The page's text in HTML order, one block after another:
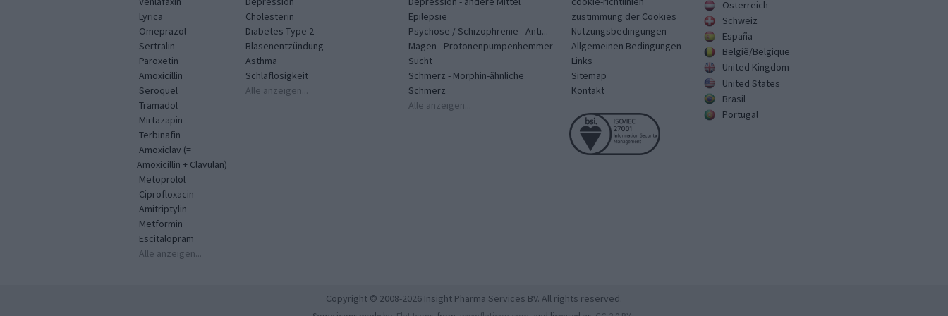
Lyrica
Omeprazol
Sertralin
Paroxetin
Amoxicillin
Seroquel
Tramadol
Mirtazapin
Terbinafin
Amoxiclav (=
Amoxicillin + Clavulan)
Metoprolol
Ciprofloxacin
Amitriptylin
Metformin
Escitalopram
Alle anzeigen...
Cholesterin
Diabetes Type 2
Blasenentzündung
Asthma
Schlaflosigkeit
Alle anzeigen...
Epilepsie
Psychose / Schizophrenie - Anti...
Magen - Protonenpumpenhemmer
Sucht
Schmerz - Morphin-ähnliche
Schmerz
Alle anzeigen...
zustimmung der Cookies
Nutzungsbedingungen
Allgemeinen Bedingungen
Links
Sitemap
Kontakt
Österreich
Schweiz
España
België/Belgique
United Kingdom
United States
Brasil
Portugal
Copyright © 2008-2026 Insight Pharma Services BV. All rights reserved.